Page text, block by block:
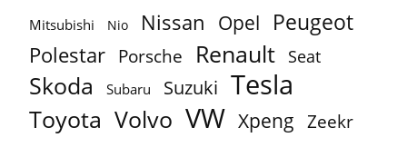
Mitsubishi Nio Nissan Opel Peugeot
Polestar Porsche Renault Seat
Skoda Subaru Suzuki Tesla
Toyota Volvo VW Xpeng Zeekr